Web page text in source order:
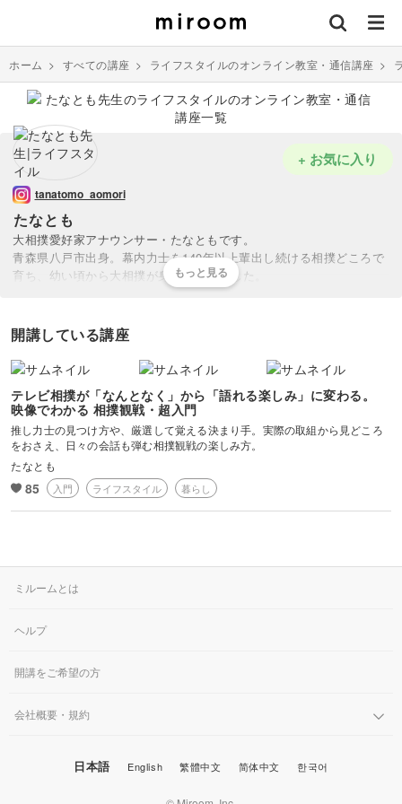
ホーム > すべての講座 > ライフスタイルのオンライン教室・通信講座 >
たなとも
tanatomo_aomori
大相撲愛好家アナウンサー・たなともです。
青森県八戸市出身。幕内力士を140年以上輩出し続ける相撲どころで
育ち、幼い頃から大相撲が身近にありました。
相撲ディレクターとして数多くの力士を取材。土俵の裏側や力士の人
間ドラマに触れてきました。
一瞬で勝負が決まる中に、人生が詰まっています。
ミーハー目線も大歓迎なスー女として、
「わかる！楽しい！」を一緒に味わいながら――
あなたも大相撲沼へ、がっぷり四つでご案内します。
🌟NHK大相撲取材の経験から培った力士との対話術「金星コミュニケ
ーション」「どすこいチームマネジメント」を全国で講演中
https://amzn.asia/d/0iiCOIAh
+ お気に入り
開講している講座
テレビ相撲が「なんとなく」から「語れる楽しみ」に変わる。
映像でわかる 相撲観戦・超入門
推し力士の見つけ方や、厳選して覚える決まり手。実際の取組から見どころ
をおさえ、日々の会話も弾む相撲観戦の楽しみ方。
たなとも
85 入門 ライフスタイル 暮らし
ミルームとは
ヘルプ
開講をご希望の方
会社概要・規約
日本語 English 繁體中文 简体中文 한국어